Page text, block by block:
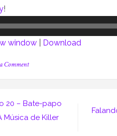
!
window Download
Commenton
–
De
20 – Bate-papo
Música de Killer